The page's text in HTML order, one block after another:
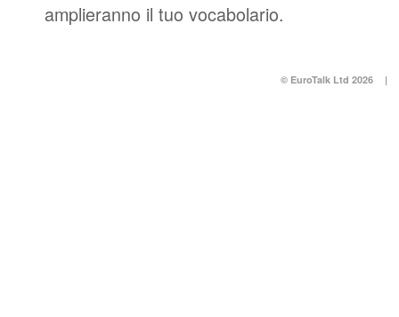
amplieranno il tuo vocabolario.
© EuroTalk Ltd 2026 |